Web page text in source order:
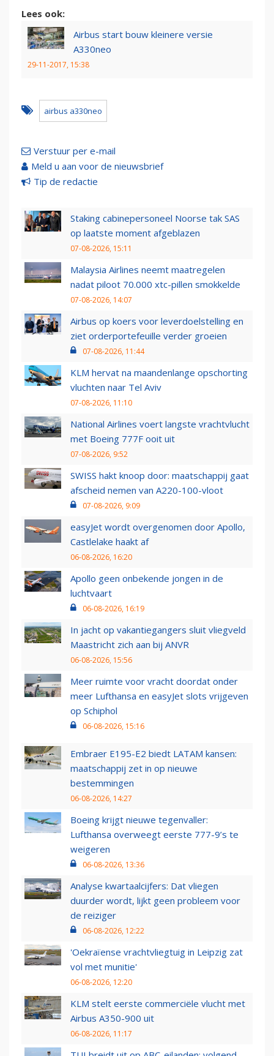
Lees ook:
Airbus start bouw kleinere versie
A330neo
29-11-2017, 15:38
airbus a330neo
Verstuur per e-mail
Meld u aan voor de nieuwsbrief
Tip de redactie
Staking cabinepersoneel Noorse tak SAS
op laatste moment afgeblazen
07-08-2026, 15:11
Malaysia Airlines neemt maatregelen
nadat piloot 70.000 xtc-pillen smokkelde
07-08-2026, 14:07
Airbus op koers voor leverdoelstelling en
ziet orderportefeuille verder groeien
07-08-2026, 11:44
KLM hervat na maandenlange opschorting
vluchten naar Tel Aviv
07-08-2026, 11:10
National Airlines voert langste vrachtvlucht
met Boeing 777F ooit uit
07-08-2026, 9:52
SWISS hakt knoop door: maatschappij gaat
afscheid nemen van A220-100-vloot
07-08-2026, 9:09
easyJet wordt overgenomen door Apollo,
Castlelake haakt af
06-08-2026, 16:20
Apollo geen onbekende jongen in de
luchtvaart
06-08-2026, 16:19
In jacht op vakantiegangers sluit vliegveld
Maastricht zich aan bij ANVR
06-08-2026, 15:56
Meer ruimte voor vracht doordat onder
meer Lufthansa en easyJet slots vrijgeven
op Schiphol
06-08-2026, 15:16
Embraer E195-E2 biedt LATAM kansen:
maatschappij zet in op nieuwe
bestemmingen
06-08-2026, 14:27
Boeing krijgt nieuwe tegenvaller:
Lufthansa overweegt eerste 777-9’s te
weigeren
06-08-2026, 13:36
Analyse kwartaalcijfers: Dat vliegen
duurder wordt, lijkt geen probleem voor
de reiziger
06-08-2026, 12:22
'Oekraïense vrachtvliegtuig in Leipzig zat
vol met munitie'
06-08-2026, 12:20
KLM stelt eerste commerciële vlucht met
Airbus A350-900 uit
06-08-2026, 11:17